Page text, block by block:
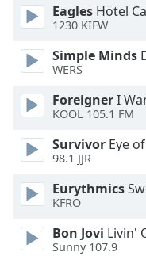
dialog
Escape
cancel
and
window.
Text
Eagles Hotel
1230 KIFW
Simple Minds
WERS
ForeignerI
KOOL 105.1 FM
Survivor Eye
98.1 JJR
Eurythmics
KFRO
Bon Jovi Livin'
Sunny 107.9